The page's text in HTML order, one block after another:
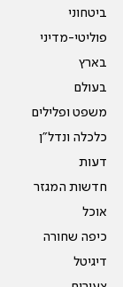
ביטחוני
פוליטי-מדיני
בארץ
בעולם
משפט ופלילים
כלכלה ונדל"ן
דעות
חדשות המגזר
אוכל
כיפה שחורה
דיגיטל